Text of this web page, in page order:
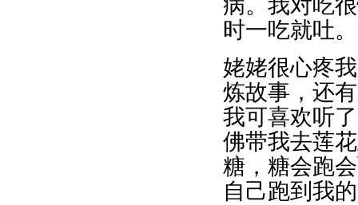
病。我对吃
时一吃就吐。
姥姥很心疼
炼故事，还
我可喜欢听
佛带我去莲
糖，糖会跑
自己跑到我